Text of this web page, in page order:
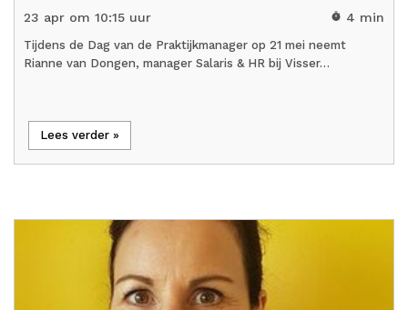
23 apr om 10:15 uur timer 4 min
Tijdens de Dag van de Praktijkmanager op 21 mei neemt
Rianne van Dongen, manager Salaris & HR bij Visser…
Lees verder »